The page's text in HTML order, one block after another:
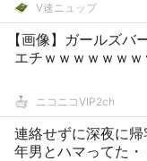
V速ニュップ
【画像】ガールズバ
エチｗｗｗｗｗｗｗ
ニコニコVIP2ch
連絡せずに深夜に
年男とハマってた・